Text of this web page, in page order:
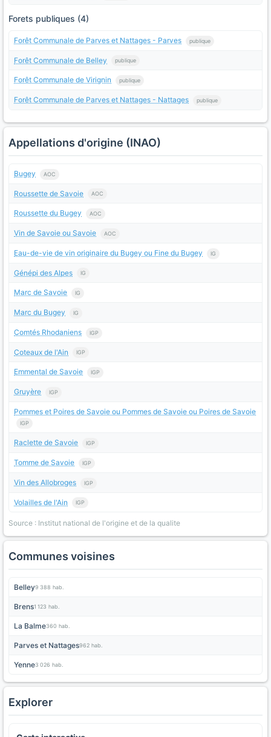
Forets publiques (4)
Forêt Communale de Parves et Nattages - Parves publique
Forêt Communale de Belley publique
Forêt Communale de Virignin publique
Forêt Communale de Parves et Nattages - Nattages publique
Appellations d'origine (INAO)
Bugey AOC
Roussette de Savoie AOC
Roussette du Bugey AOC
Vin de Savoie ou Savoie AOC
Eau-de-vie de vin originaire du Bugey ou Fine du Bugey IG
Génépi des Alpes IG
Marc de Savoie IG
Marc du Bugey IG
Comtés Rhodaniens IGP
Coteaux de l'Ain IGP
Emmental de Savoie IGP
Gruyère IGP
Pommes et Poires de Savoie ou Pommes de Savoie ou Poires de Savoie
IGP
Raclette de Savoie IGP
Tomme de Savoie IGP
Vin des Allobroges IGP
Volailles de l'Ain IGP
Source : Institut national de l'origine et de la qualite
Communes voisines
Belley9 388 hab.
Brens1 123 hab.
La Balme360 hab.
Parves et Nattages962 hab.
Yenne3 026 hab.
Explorer